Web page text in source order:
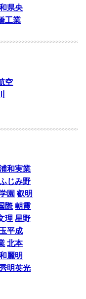
県央
工業
空
和実業
じみ野
園 叡明
際 朝霞
理 星野
平成
北本
麗明
明英光